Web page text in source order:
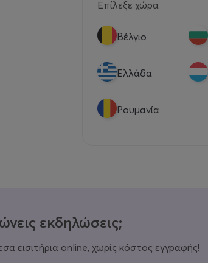
Επίλεξε χώρα
Βέλγιο
Eλλάδα
Ρουμανία
εκδηλώσεις;
εισιτήρια online, χωρίς κόστος εγγραφής!